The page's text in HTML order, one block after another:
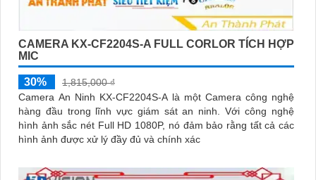
CAMERA KX-CF2204S-A FULL CORLOR TÍCH HỢP
MIC
30%
1,815,000 ₫
Camera An Ninh KX-CF2204S-A là một Camera công nghệ
hàng đầu trong lĩnh vực giám sát an ninh. Với công nghệ
hình ảnh sắc nét Full HD 1080P, nó đảm bảo rằng tất cả các
hình ảnh được xử lý đầy đủ và chính xác